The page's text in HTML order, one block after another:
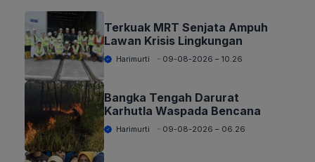
Terkuak MRT Senjata Ampuh
Lawan Krisis Lingkungan
Harimurti 09-08-2026 – 10.26
Bangka Tengah Darurat
Karhutla Waspada Bencana
Harimurti 09-08-2026 – 06.26